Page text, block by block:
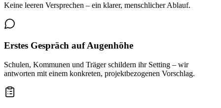
Keine leeren Versprechen – ein klarer, menschlicher Ablauf.
Erstes Gespräch auf Augenhöhe
Schulen, Kommunen und Träger schildern ihr Setting – wir
antworten mit einem konkreten, projektbezogenen Vorschlag.